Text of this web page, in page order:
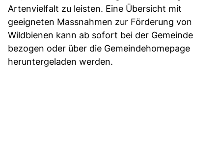
Artenvielfalt zu leisten. Eine Übersicht mit
geeigneten Massnahmen zur Förderung von
Wildbienen kann ab sofort bei der Gemeinde
bezogen oder über die Gemeindehomepage
heruntergeladen werden.